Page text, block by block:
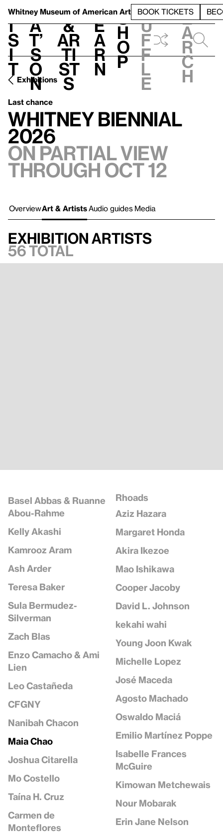
Whitney Museum of American Art BOOK TICKETS
V
i
s
i
t
h
a
t’
s
o
n
t
&
Ar
ti
st
s
L
e
a
r
n
S
h
o
p
h
u
f
f
l
e
e
a
r
c
h
Exhibitions
Last chance
Whitney Biennial
2026
On Partial view
through Oct 12
OverviewArt & Artists Audio guides Media
Exhibition artists
56 total
Basel Abbas & Ruanne
Abou-Rahme
Kelly Akashi
Kamrooz Aram
Ash Arder
Teresa Baker
Sula Bermudez-
Silverman
Zach Blas
Enzo Camacho & Ami
Lien
Leo Castañeda
CFGNY
Nanibah Chacon
Maia Chao
Joshua Citarella
Mo Costello
Taína H. Cruz
Carmen de
Monteflores
Rhoads
Aziz Hazara
Margaret Honda
Akira Ikezoe
Mao Ishikawa
Cooper Jacoby
David L. Johnson
kekahi wahi
Young Joon Kwak
Michelle Lopez
José Maceda
Agosto Machado
Oswaldo Maciá
Emilio Martínez Poppe
Isabelle Frances
McGuire
Kimowan Metchewais
Nour Mobarak
Erin Jane Nelson